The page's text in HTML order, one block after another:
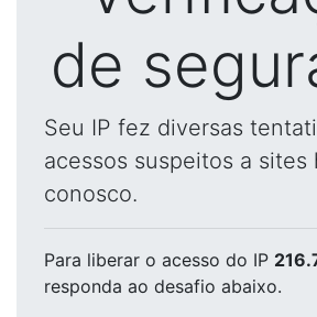
de
Seu IP fez diversas
acessos suspeitos a sites
conosco.
Para liberar o acesso do IP
responda ao desafio abaixo.